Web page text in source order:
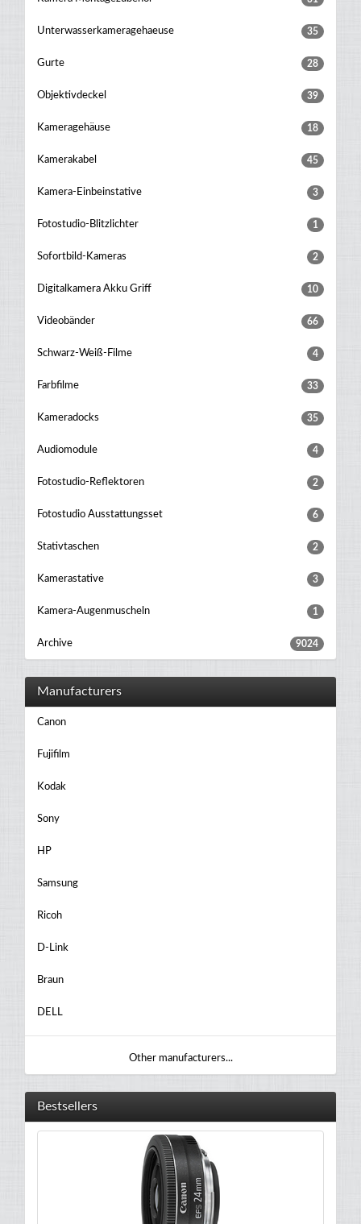
Unterwasserkameragehaeuse 35
Gurte 28
Objektivdeckel 39
Kameragehäuse 18
Kamerakabel 45
Kamera-Einbeinstative 3
Fotostudio-Blitzlichter 1
Sofortbild-Kameras 2
Digitalkamera Akku Griff 10
Videobänder 66
Schwarz-Weiß-Filme 4
Farbfilme 33
Kameradocks 35
Audiomodule 4
Fotostudio-Reflektoren 2
Fotostudio Ausstattungsset 6
Stativtaschen 2
Kamerastative 3
Kamera-Augenmuscheln 1
Archive 9024
Manufacturers
Canon
Fujifilm
Kodak
Sony
HP
Samsung
Ricoh
D-Link
Braun
DELL
Other manufacturers...
Bestsellers